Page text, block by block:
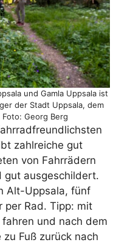
und Gamla Uppsala ist
der Stadt Uppsala, dem
Georg Berg
zahlreiche gut
von Fahrrädern
gut ausgeschildert.
Alt-Uppsala, fünf
per Rad. Tipp: mit
und nach dem
Fuß zurück nach